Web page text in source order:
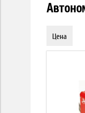
Цена